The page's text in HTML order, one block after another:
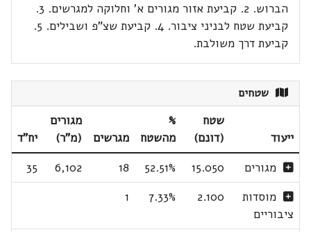
הברוש. 2. קביעת אזור מגורים א' וחלוקה למגרשים. 3.
קביעת שטח לבניני ציבור. 4. קביעת שצ"פ ושבילים. 5.
קביעת דרך משולבת.
שטחים
ייעוד
שטח
(דונם)
%
מהשטח
מגרשים
מגורים
(מ"ר)
יח"ד
מגורים
15.050
52.51%
18
6,102
35
מוסדות
ציבוריים
2.100
7.33%
1